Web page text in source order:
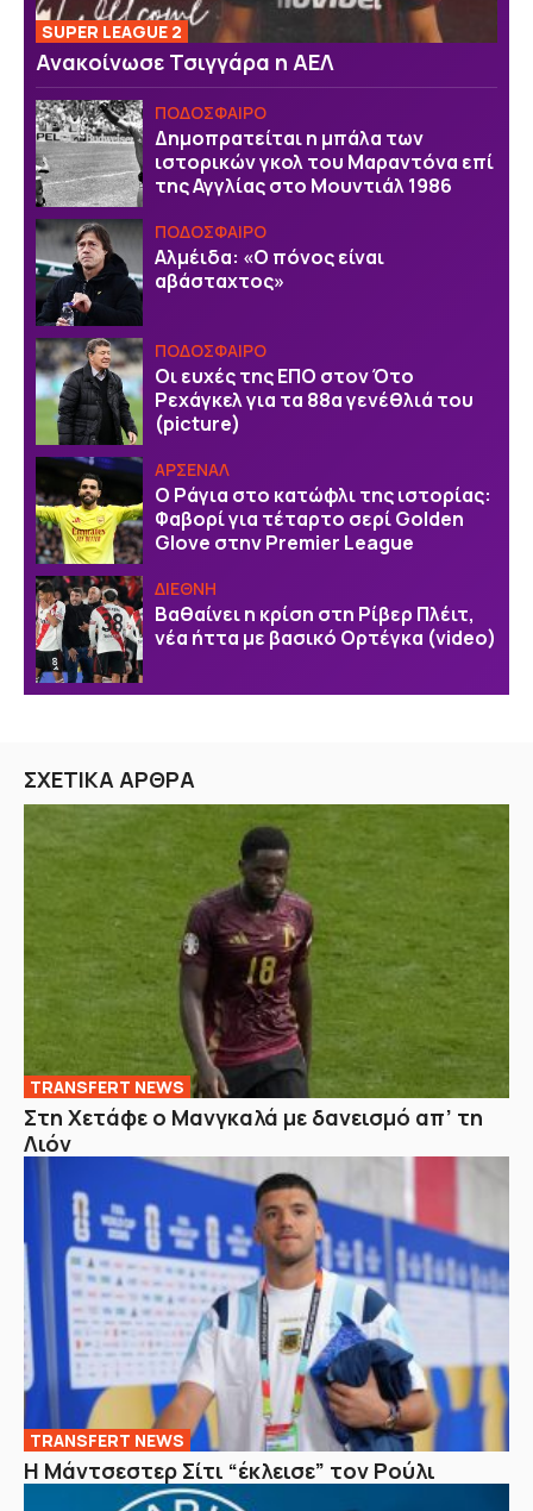
SUPER LEAGUE 2
Ανακοίνωσε Τσιγγάρα η ΑΕΛ
ΠΟΔΟΣΦΑΙΡΟ
Δημοπρατείται η μπάλα των
ιστορικών γκολ του Μαραντόνα επί
της Αγγλίας στο Μουντιάλ 1986
ΠΟΔΟΣΦΑΙΡΟ
Αλμέιδα: «Ο πόνος είναι
αβάσταχτος»
ΠΟΔΟΣΦΑΙΡΟ
Οι ευχές της EΠΟ στον Ότο
Ρεχάγκελ για τα 88α γενέθλιά του
(picture)
ΑΡΣΕΝΑΛ
Ο Ράγια στο κατώφλι της ιστορίας:
Φαβορί για τέταρτο σερί Golden
Glove στην Premier League
ΔΙΕΘΝΗ
Βαθαίνει η κρίση στη Ρίβερ Πλέιτ,
νέα ήττα με βασικό Ορτέγκα (video)
ΣΧΕΤΙΚΑ ΑΡΘΡΑ
TRANSFERT NEWS
Στη Χετάφε ο Μανγκαλά με δανεισμό απ’ τη
Λιόν
TRANSFERT NEWS
Η Μάντσεστερ Σίτι “έκλεισε” τον Ρούλι